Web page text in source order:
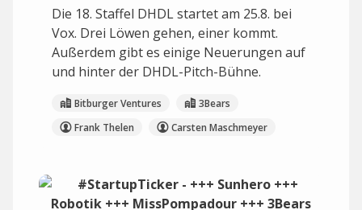
Die 18. Staffel DHDL startet am 25.8. bei
Vox. Drei Löwen gehen, einer kommt.
Außerdem gibt es einige Neuerungen auf
und hinter der DHDL-Pitch-Bühne.
Bitburger Ventures
3Bears
Frank Thelen
Carsten Maschmeyer